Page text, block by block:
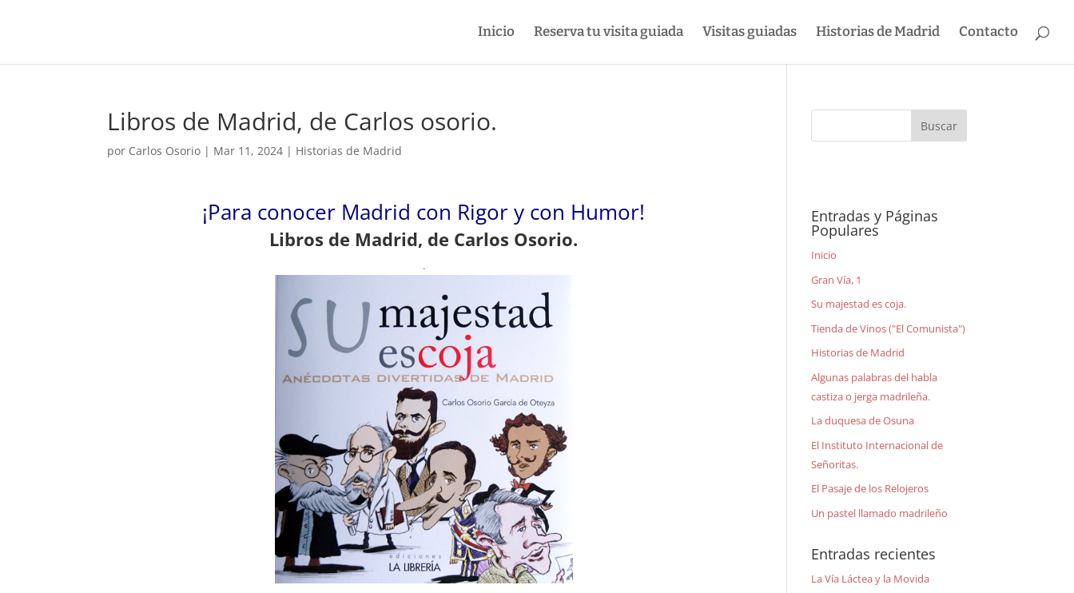
Inicio Reserva tu visita guiada Visitas guiadas Historias de Madrid Contacto
Libros de Madrid, de Carlos osorio.
por Carlos Osorio | Mar 11, 2024 | Historias de Madrid
¡Para conocer Madrid con Rigor y con Humor!
Libros de Madrid, de Carlos Osorio.
.
Entradas y Páginas
Populares
Inicio
Gran Vía, 1
Su majestad es coja.
Tienda de Vinos ("El Comunista")
Historias de Madrid
Algunas palabras del habla
castiza o jerga madrileña.
La duquesa de Osuna
El Instituto Internacional de
Señoritas.
El Pasaje de los Relojeros
Un pastel llamado madrileño
Entradas recientes
La Vía Láctea y la Movida